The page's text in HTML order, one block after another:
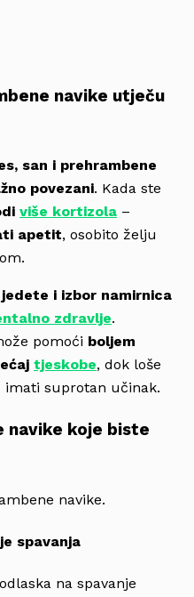
navike utječu
san i prehrambene
povezani. Kada ste
više kortizola –
apetit, osobito želju
i izbor namirnica
zdravlje.
pomoći boljem
tjeskobe, dok loše
imati suprotan učinak.
navike koje biste
navike.
spavanja
na spavanje